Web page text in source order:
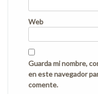
Web
Guarda mi nombre,
en este navegador
comente.